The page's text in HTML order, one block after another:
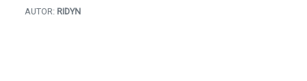
AUTOR: RIDYN